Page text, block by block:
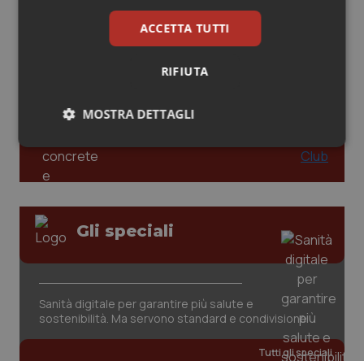
Sardegna
Umbria
Valle D’Aosta
Veneto
Malattia di Crohn & Rettocolite Ulcerosa
Oftalmologia
Oncodermatologia
Oncoematologia
Oncologia & Nutrizione
Psoriasi & pelle
AI e telemedicina nello studio
odontoiatrico: applicazioni concrete e
uso protetto
Gli speciali
Sanità digitale per garantire più salute e
sostenibilità. Ma servono standard e condivisione
Tutti gli speciali
ACCETTA TUTTI
RIFIUTA
MOSTRA DETTAGLI
Necessari Statistici Marketing
Necessari Statistici Marketing
sito web abilitandone funzionalità di base quali la
navigazione sulle pagine e l'accesso alle aree